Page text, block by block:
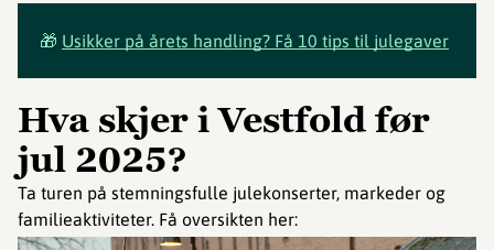
🎁 Usikker på årets handling? Få 10 tips til julegaver
Hva skjer i Vestfold før
jul 2025?
Ta turen på stemningsfulle julekonserter, markeder og
familieaktiviteter. Få oversikten her: